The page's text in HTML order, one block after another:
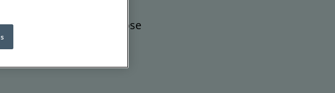
et prévenir la mycose